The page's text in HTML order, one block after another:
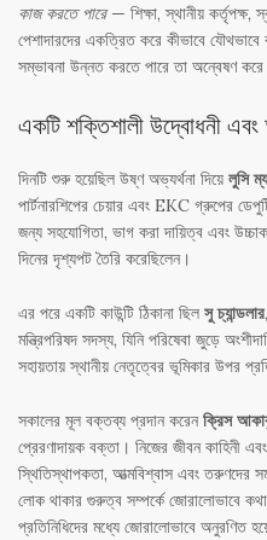
কাজ করতে পারে— শিক্ষা, স্থানীয় কর্তৃপক্ষ,
পেশাদারদের একত্রিত করে কীভাবে
সম্ভাবনা উন্নত করতে পারে তা অন্বেষণ
একটি শক্তিশালী উদ্বোধনী
দিনটি শুরু হয়েছিল উষ্ণ অভ্যর্থনা দিয়ে লুসি
পার্টনারশিপের চেয়ার এবং EKC গ্রুপের
জন্য সহযোগিতা, ভাগ করা দায়িত্ব এবং
দিনের দৃশ্যপট তৈরি করেছিলেন।
এর পরে একটি কাউন্টি ঠিকানা ছিল সু চ্যান্ডলার
মন্ত্রিপরিষদ সদস্য, যিনি পরিষেবা জুড়ে
সহায়তায় স্থানীয় নেতৃত্বের ভূমিকার উপর
সকালের মূল বক্তব্য প্রদান করেনক্রিস
প্রেরণাদায়ক বক্তা। নিজের জীবন কাহিনী
স্থিতিস্থাপকতা, আত্মবিশ্বাস এবং তরুণদের
লোক থাকার গুরুত্ব সম্পর্কে জোরালোভাবে
প্রতিনিধিদের মধ্যে জোরালোভাবে অনুরণিত